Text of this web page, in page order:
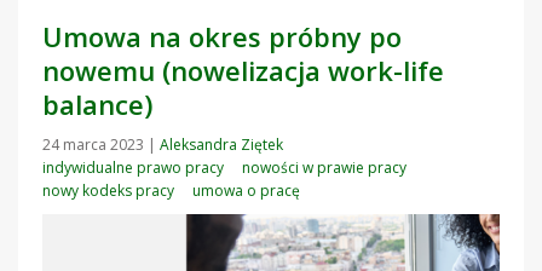
Umowa na okres próbny po
nowemu (nowelizacja work-life
balance)
24 marca 2023 | Aleksandra Ziętek
indywidualne prawo pracy
nowości w prawie pracy
nowy kodeks pracy
umowa o pracę